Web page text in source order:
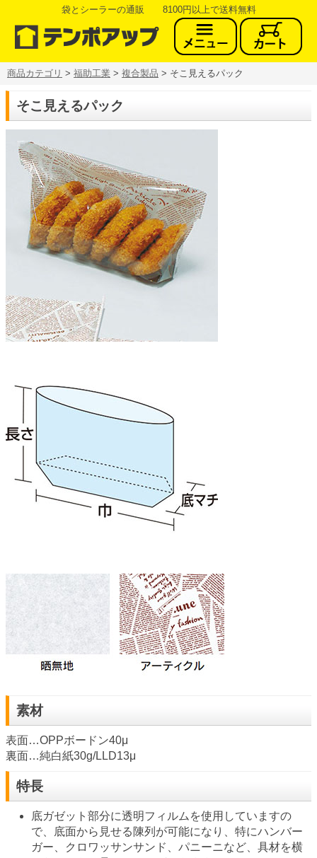
袋とシーラーの通販 8100円以上で送料無料
商品カテゴリ > 福助工業 > 複合製品 > そこ見えるパック
そこ見えるパック
素材
表面…OPPボードン40μ
裏面…純白紙30g/LLD13μ
特長
底ガゼット部分に透明フィルムを使用していますの
で、底面から見せる陳列が可能になり、特にハンバー
ガー、クロワッサンサンド、パニーニなど、具材を横